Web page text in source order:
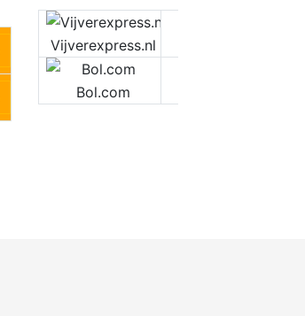
Vijverexpress.nl
Bol.com